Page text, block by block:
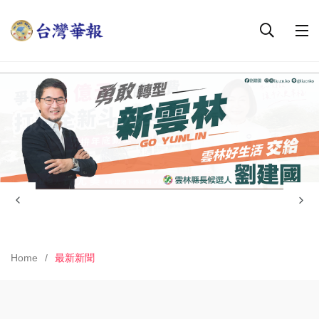
Home 最新新聞